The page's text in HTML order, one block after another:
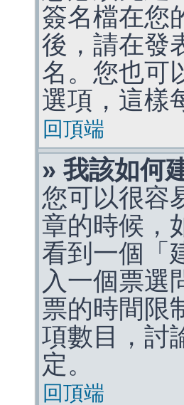
簽名檔在您
後，請在發
名。您也可
選項，這樣
回頂端
» 我該如何
您可以很容
章的時候，
看到一個「
入一個票選
票的時間限
項數目，討
定。
回頂端